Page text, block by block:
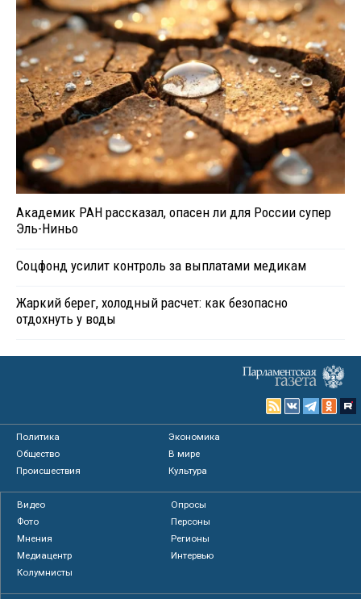
Академик РАН рассказал, опасен ли для России супер
Эль-Ниньо
Соцфонд усилит контроль за выплатами медикам
Жаркий берег, холодный расчет: как безопасно
отдохнуть у воды
Политика
Экономика
Общество
В мире
Происшествия
Культура
Видео
Опросы
Фото
Персоны
Мнения
Регионы
Медиацентр
Интервью
Колумнисты